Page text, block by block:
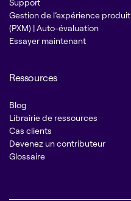
Support
Gestion de l’expérience produit
(PXM) | Auto-évaluation
Essayer maintenant
Ressources
Blog
Librairie de ressources
Cas clients
Devenez un contributeur
Glossaire